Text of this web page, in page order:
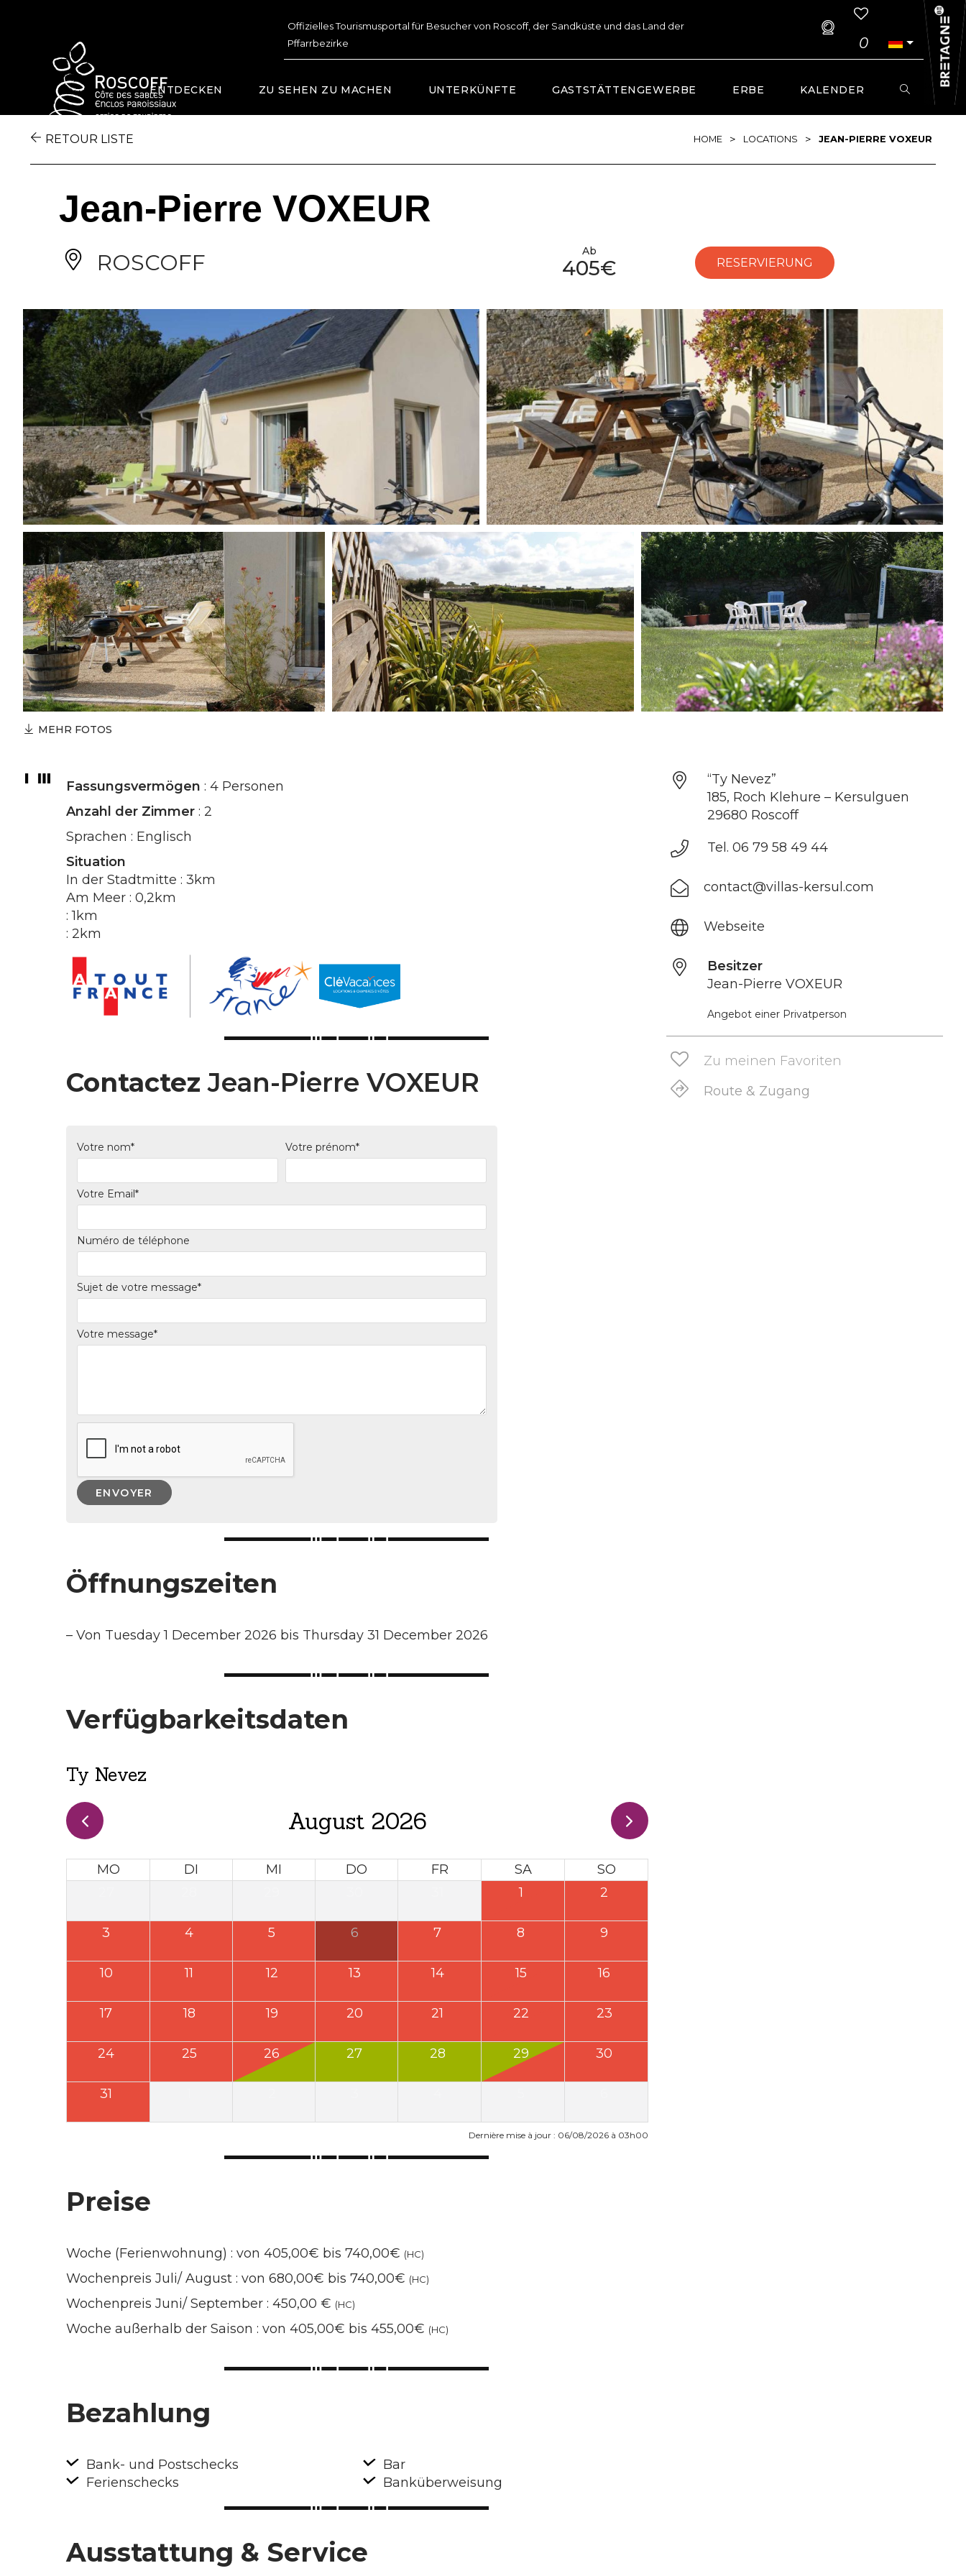
Offizielles Tourismusportal für Besucher von Roscoff, der Sandküste und das Land der
Pffarrbezirke
0
ENTDECKEN ZU SEHEN ZU MACHEN UNTERKÜNFTE GASTSTÄTTENGEWERBE ERBE KALENDER
RETOUR LISTE HOME > LOCATIONS > JEAN-PIERRE VOXEUR
Jean-Pierre VOXEUR
ROSCOFF Ab
405€ RESERVIERUNG
MEHR FOTOS
Fassungsvermögen : 4 Personen
Anzahl der Zimmer : 2
Sprachen : Englisch
Situation
In der Stadtmitte : 3km
Am Meer : 0,2km
: 1km
: 2km
ContactezJean-Pierre VOXEUR
Votre nom* Votre prénom*
Votre Email*
Numéro de téléphone
Sujet de votre message*
Votre message*
Öffnungszeiten
– Von Tuesday 1 December 2026 bis Thursday 31 December 2026
Verfügbarkeitsdaten
Ty Nevez
August 2026
MO DI MI DO FR SA
SO
1 2
3 4 5 6 7 8 9
10 11 12 13 14 15 16
17 18 19 20 21 22 23
24 25 26 27 28 29 30
31
Dernière mise à jour : 06/08/2026 à 03h00
Preise
Woche (Ferienwohnung) : von 405,00€ bis 740,00€ (HC)
Wochenpreis Juli/ August : von 680,00€ bis 740,00€ (HC)
Wochenpreis Juni/ September : 450,00 € (HC)
Woche außerhalb der Saison : von 405,00€ bis 455,00€ (HC)
Bezahlung
Bank- und Postschecks
Ferienschecks
Bar
Banküberweisung
Ausstattung & Service
“Ty Nevez”
185, Roch Klehure – Kersulguen
29680 Roscoff
Tel. 06 79 58 49 44
contact@villas-kersul.com
Webseite
Besitzer
Jean-Pierre VOXEUR
Angebot einer Privatperson
Zu meinen Favoriten
Route & Zugang